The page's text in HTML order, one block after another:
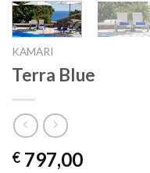
KAMARI
Terra Blue
€ 797,00